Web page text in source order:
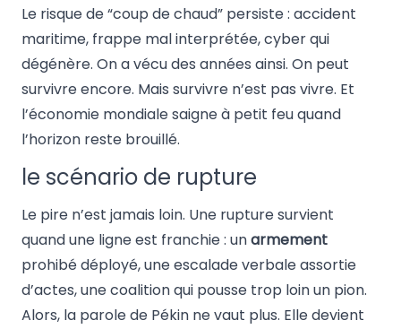
Le risque de “coup de chaud” persiste : accident
maritime, frappe mal interprétée, cyber qui
dégénère. On a vécu des années ainsi. On peut
survivre encore. Mais survivre n’est pas vivre. Et
l’économie mondiale saigne à petit feu quand
l’horizon reste brouillé.
le scénario de rupture
Le pire n’est jamais loin. Une rupture survient
quand une ligne est franchie : unarmement
prohibé déployé, une escalade verbale assortie
d’actes, une coalition qui pousse trop loin un pion.
Alors, la parole de Pékin ne vaut plus. Elle devient